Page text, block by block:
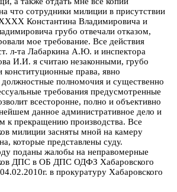
что сотрудники милиции в присутствии
Константина Владимировича и
грубо отвечали отказом,
мое требование. Все действия
л-та Лабаркина А.Ю. и инспектора
И.И. я считаю незаконными, грубо
права, явно
полномочия и существенно
требования предусмотренные
всесторонне, полно и объективно
данное административное дело и
к прекращению производства. Все
милиции засняты мной на камеру
которые представлены суду.
поданы жалобы на неправомерные
ДПС в ОБ ДПС ОДФЗ Хабаровского
в прокуратуру Хабаровского